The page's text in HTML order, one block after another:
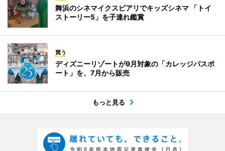
舞浜のシネマイクスピアリでキッズシネマ 「トイ
ストーリー5」を子連れ鑑賞
買う
ディズニーリゾートが9月対象の「カレッジパスポ
ート」を、7月から販売
もっと見る